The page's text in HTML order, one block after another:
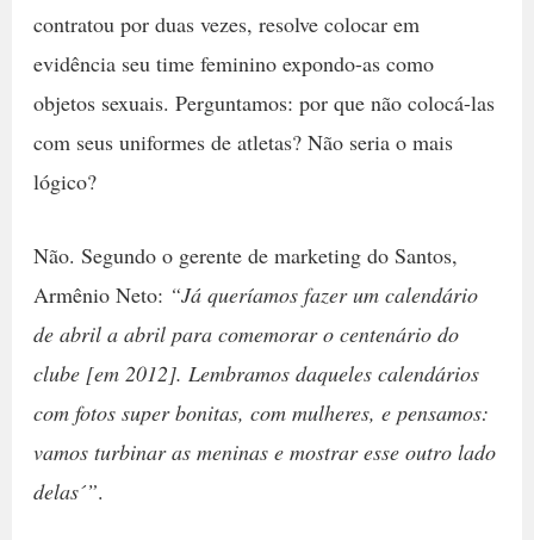
contratou por duas vezes, resolve colocar em
evidência seu time feminino expondo-as como
objetos sexuais. Perguntamos: por que não colocá-las
com seus uniformes de atletas? Não seria o mais
lógico?
Não. Segundo o gerente de marketing do Santos,
Armênio Neto: “Já queríamos fazer um calendário
de abril a abril para comemorar o centenário do
clube [em 2012]. Lembramos daqueles calendários
com fotos super bonitas, com mulheres, e pensamos:
vamos turbinar as meninas e mostrar esse outro lado
delas´”.